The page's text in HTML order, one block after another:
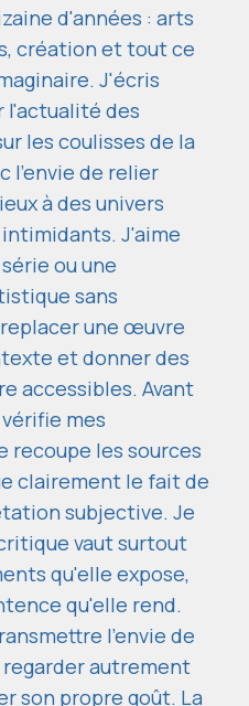
d'années : arts
création et tout ce
J'écris
l'actualité des
les coulisses de la
l'envie de relier
à des univers
J'aime
ou une
sans
une œuvre
et donner des
accessibles. Avant
mes
recoupe les sources
clairement le fait de
subjective. Je
vaut surtout
qu'elle expose,
qu'elle rend.
l'envie de
autrement
son propre goût. La